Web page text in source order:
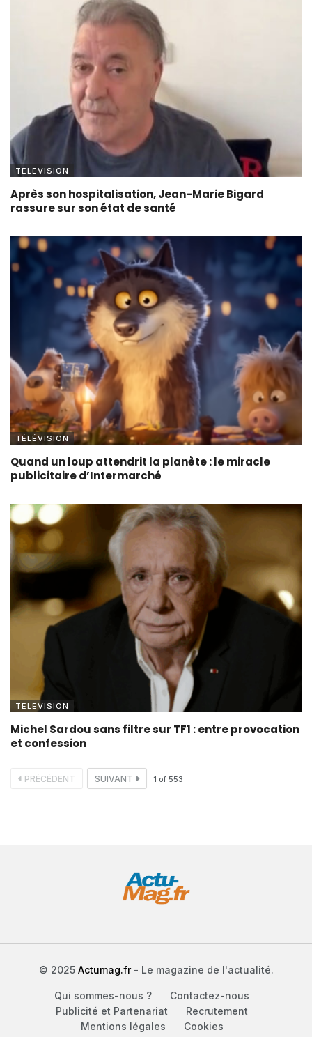
TÉLÉVISION
Après son hospitalisation, Jean-Marie Bigard
rassure sur son état de santé
TÉLÉVISION
Quand un loup attendrit la planète : le miracle
publicitaire d’Intermarché
TÉLÉVISION
Michel Sardou sans filtre sur TF1 : entre provocation
et confession
PRÉCÉDENT SUIVANT 1 of 553
© 2025 Actumag.fr- Le magazine de l'actualité.
Qui sommes-nous ?
Contactez-nous
Publicité et Partenariat
Recrutement
Mentions légales
Cookies